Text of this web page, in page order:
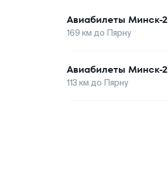
Авиабилеты Минск-2
169 км до Пярну
Авиабилеты Минск-2
113 км до Пярну